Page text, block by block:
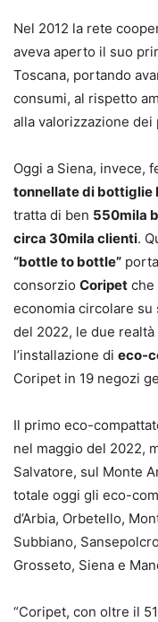
Nel 2012 la rete
aveva aperto il suo
Toscana, portando
consumi, al rispetto
alla valorizzazione
Oggi a Siena, invece,
tonnellate di bottiglie
tratta di ben 550mila
circa 30mila clienti.
“bottle to bottle”
consorzio Coripet che
economia circolare su
del 2022, le due
l’installazione di eco-
Coripet in 19 negozi
Il primo eco-
nel maggio del 2022,
Salvatore, sul Monte
totale oggi gli eco-
d’Arbia, Orbetello,
Subbiano,
Grosseto, Siena e
“Coripet, con oltre il